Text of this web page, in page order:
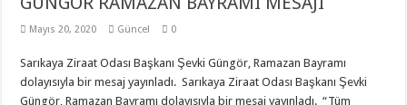
Mayıs 20, 2020 Güncel 0
Sarıkaya Ziraat Odası Başkanı Şevki Güngör, Ramazan Bayramı
dolayısıyla bir mesaj yayınladı. Sarıkaya Ziraat Odası Başkanı Şevki
Güngör, Ramazan Bayramı dolayısıyla bir mesaj yayınladı. “Tüm